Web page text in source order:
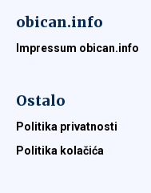
obican.info
Impressum obican.info
Ostalo
Politika privatnosti
Politika kolačića